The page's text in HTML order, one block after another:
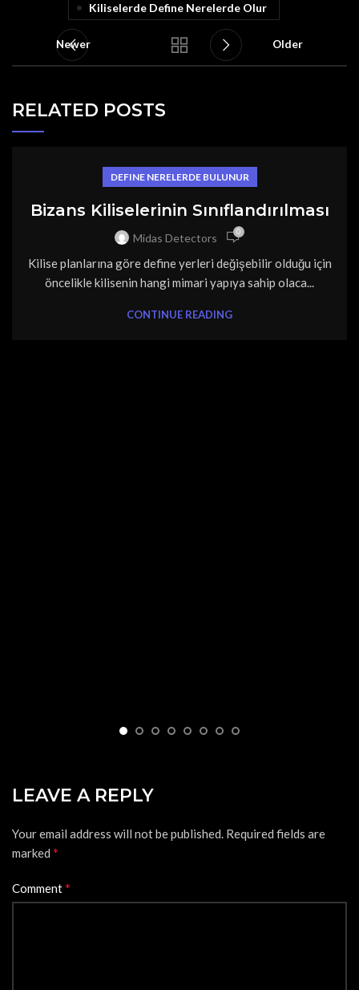
Kiliselerde Define Nerelerde Olur
Newer Older
RELATED POSTS
DEFINE NERELERDE BULUNUR
Bizans Kiliselerinin Sınıflandırılması
Midas Detectors 0
Kilise planlarına göre define yerleri değişebilir olduğu için
öncelikle kilisenin hangi mimari yapıya sahip olaca...
CONTINUE READING
LEAVE A REPLY
Your email address will not be published. Required fields are
marked *
Comment*